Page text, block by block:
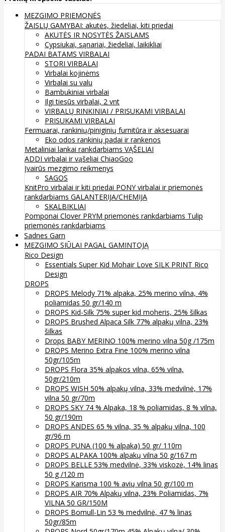
MEZGIMO PRIEMONĖS
ŽAISLŲ GAMYBAI: akutės, žiedeliai, kiti priedai
AKUTĖS IR NOSYTĖS ŽAISLAMS
Cypsiukai, sąnariai, žiedeliai, laikikliai
PADAI BATAMS VIRBALAI
STORI VIRBALAI
Virbalai kojinėms
Virbalai su valu
Bambukiniai virbalai
Ilgi tiesūs virbalai, 2 vnt
VIRBALŲ RINKINIAI / PRISUKAMI VIRBALAI
PRISUKAMI VIRBALAI
Fermuarai, rankinių/piniginių furnitūra ir aksesuarai
Eko odos rankinių padai ir rankenos
Metaliniai lankai rankdarbiams VĄŠELIAI
ADDI virbalai ir vąšeliai ChiaoGoo
Įvairūs mezgimo reikmenys
SAGOS
KnitPro virbalai ir kiti priedai PONY virbalai ir priemonės
rankdarbiams GALANTERIJA/CHEMIJA
SKALBIKLIAI
Pomponai Clover PRYM priemonės rankdarbiams Tulip
priemonės rankdarbiams
Sadnes Garn
MEZGIMO SIŪLAI PAGAL GAMINTOJĄ
Rico Design
Essentials Super Kid Mohair Love SILK PRINT Rico
Design
DROPS
DROPS Melody 71% alpaka, 25% merino vilna, 4%
poliamidas 50 gr/140 m
DROPS Kid-Silk 75% super kid moheris, 25% šilkas
DROPS Brushed Alpaca Silk 77% alpakų vilna, 23%
šilkas
Drops BABY MERINO 100% merino vilna 50g /175m
DROPS Merino Extra Fine 100% merino vilna
50gr/105m
DROPS Flora 35% alpakos vilna, 65% vilna,
50gr/210m
DROPS WISH 50% alpakų vilna, 33% medvilnė, 17%
vilna 50 gr/70m
DROPS SKY 74 % Alpaka, 18 % poliamidas, 8 % vilna,
50 gr/190m
DROPS ANDES 65 % vilna, 35 % alpakų vilna, 100
gr/96 m
DROPS PUNA (100 % alpaka) 50 gr/ 110m
DROPS ALPAKA 100% alpakų vilna 50 g/167 m
DROPS BELLE 53% medvilnė, 33% viskozė, 14% linas
50 g /120 m
DROPS Karisma 100 % avių vilna 50 gr/100 m
DROPS AIR 70% Alpakų vilna, 23% Poliamidas, 7%
VILNA 50 GR/150M
DROPS Bomull-Lin 53 % medvilnė, 47 % linas
50gr/85m